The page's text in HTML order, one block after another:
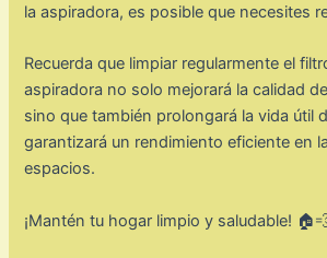
la aspiradora, es posible que necesites
Recuerda que limpiar regularmente el
aspiradora no solo mejorará la calidad
sino que también prolongará la vida útil
garantizará un rendimiento eficiente en
espacios.
¡Mantén tu hogar limpio y saludable!